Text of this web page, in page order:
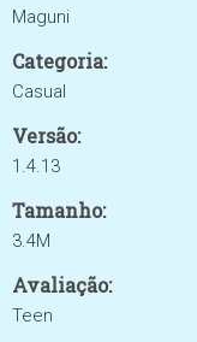
Maguni
Categoria:
Casual
Versão:
1.4.13
Tamanho:
3.4M
Avaliação:
Teen